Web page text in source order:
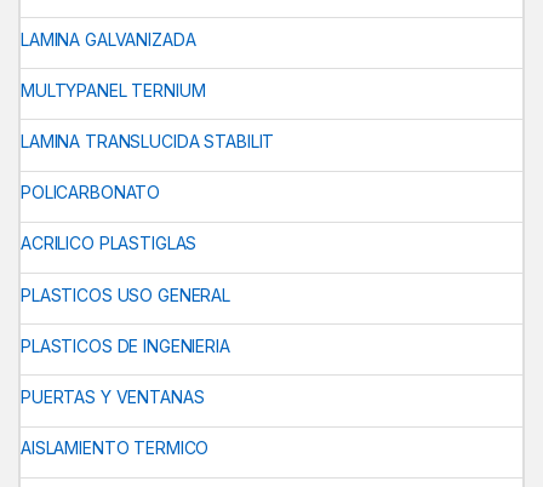
LAMINA GALVANIZADA
MULTYPANEL TERNIUM
LAMINA TRANSLUCIDA STABILIT
POLICARBONATO
ACRILICO PLASTIGLAS
PLASTICOS USO GENERAL
PLASTICOS DE INGENIERIA
PUERTAS Y VENTANAS
AISLAMIENTO TERMICO